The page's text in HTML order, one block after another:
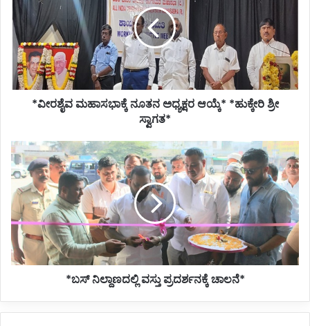
ಅಧ್ಯಕ್ಷರ
ಆಯ್ಕೆ*
*ಹುಕ್ಕೇರಿ
ಶ್ರೀ
ಸ್ವಾಗತ*
*ವೀರಶೈವ ಮಹಾಸಭಾಕ್ಕೆ ನೂತನ ಅಧ್ಯಕ್ಷರ ಆಯ್ಕೆ* *ಹುಕ್ಕೇರಿ ಶ್ರೀ
ಸ್ವಾಗತ*
*ಬಸ್
ನಿಲ್ದಾಣದಲ್ಲಿ
ವಸ್ತು
ಪ್ರದರ್ಶನಕ್ಕೆ
ಚಾಲನೆ*
*ಬಸ್ ನಿಲ್ದಾಣದಲ್ಲಿ ವಸ್ತು ಪ್ರದರ್ಶನಕ್ಕೆ ಚಾಲನೆ*